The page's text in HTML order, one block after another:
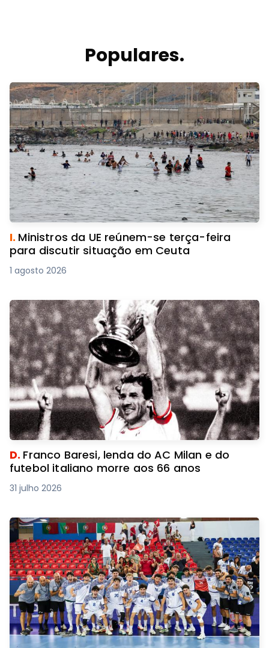
Populares.
I. Ministros da UE reúnem-se terça-feira
para discutir situação em Ceuta
1 agosto 2026
D. Franco Baresi, lenda do AC Milan e do
futebol italiano morre aos 66 anos
31 julho 2026